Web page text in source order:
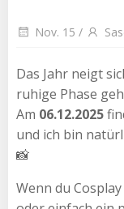
Nov. 15 /
Das Jahr neigt
ruhige Phase
Am 06.12.2025
und ich bin
📸
Wenn du